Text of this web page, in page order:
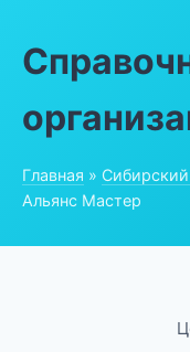
Главная »
Альянс Мастер